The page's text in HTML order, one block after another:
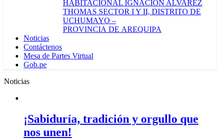
HABITACIONAL IGNACION ALVAREZ
THOMAS SECTOR I Y II, DISTRITO DE
UCHUMAYO –
PROVINCIA DE AREQUIPA
Noticias
Contáctenos
Mesa de Partes Virtual
Gob.pe
Noticias
¡Sabiduría, tradición y orgullo que
nos unen!